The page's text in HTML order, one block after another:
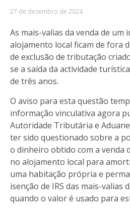
27 de dezembro de 2024
As mais-valias da venda de um
alojamento local ficam de fora
de exclusão de tributação
se a saída da actividade
de três anos.
O aviso para esta questão
informação vinculativa agora
Autoridade Tributária e
ter sido questionado sobre a
o dinheiro obtido com a venda
no alojamento local para
uma habitação própria e
isenção de IRS das mais-valias
quando o valor é usado para